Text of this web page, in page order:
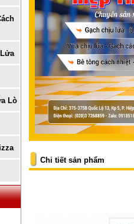
Lò
Chi tiết sản phẩm